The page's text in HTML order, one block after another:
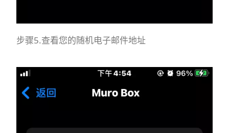
步骤5.查看您的随机电子邮件地址